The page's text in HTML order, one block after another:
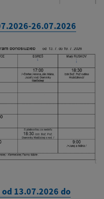
26.07.2026
13.07.2026 do